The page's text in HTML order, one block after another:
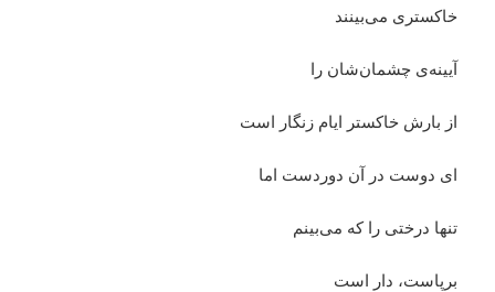
خاکستری می‌بینند
آیینه‌ی چشمان‌شان را
از بارش خاکستر ایام زنگار است
ای دوست در آن دوردست اما
تنها درختی را که می‌بینم
برپاست، دار است